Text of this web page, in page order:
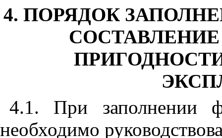
4. ПОРЯДОК
4.1. При заполнении
необходимо